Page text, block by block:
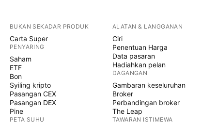
BUKAN SEKADAR PRODUK
Carta Super
PENYARING
Saham
ETF
Bon
Syiling kripto
Pasangan CEX
Pasangan DEX
Pine
PETA SUHU
ALATAN & LANGGANAN
Ciri
Penentuan Harga
Data pasaran
Hadiahkan pelan
DAGANGAN
Gambaran keseluruhan
Broker
Perbandingan broker
The Leap
TAWARAN ISTIMEWA